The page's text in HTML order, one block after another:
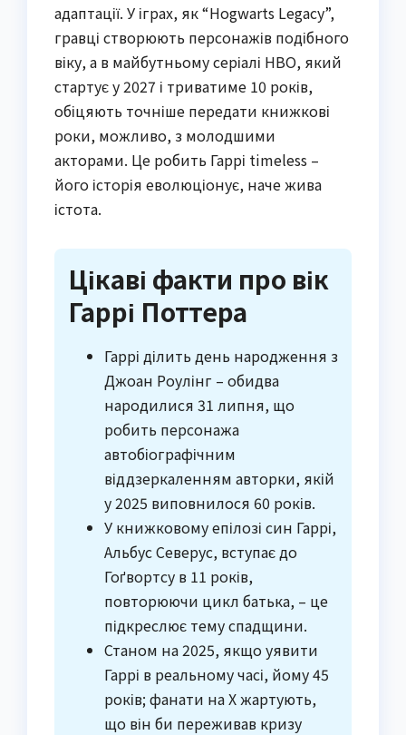
адаптації. У іграх, як “Hogwarts Legacy”,
гравці створюють персонажів подібного
віку, а в майбутньому серіалі HBO, який
стартує у 2027 і триватиме 10 років,
обіцяють точніше передати книжкові
роки, можливо, з молодшими
акторами. Це робить Гаррі timeless –
його історія еволюціонує, наче жива
істота.
Цікаві факти про вік
Гаррі Поттера
Гаррі ділить день народження з
Джоан Роулінг – обидва
народилися 31 липня, що
робить персонажа
автобіографічним
віддзеркаленням авторки, якій
у 2025 виповнилося 60 років.
У книжковому епілозі син Гаррі,
Альбус Северус, вступає до
Гоґвортсу в 11 років,
повторюючи цикл батька, – це
підкреслює тему спадщини.
Станом на 2025, якщо уявити
Гаррі в реальному часі, йому 45
років; фанати на X жартують,
що він би переживав кризу